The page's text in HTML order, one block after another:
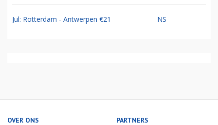
Jul: Rotterdam - Antwerpen €21 NS
OVER ONS PARTNERS